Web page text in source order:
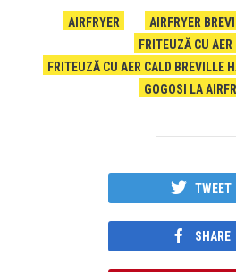
AIRFRYER AIRFRYER
FRITEUZĂ CU AER
FRITEUZĂ CU AER CALD BREVILLE
GOGOSI LA
TWEET
SHARE